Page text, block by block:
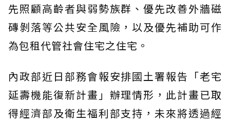
先照顧高齡者與弱勢族群、優先改善外牆磁
磚剝落等公共安全風險，以及優先補助可作
為包租代管社會住宅之住宅。
內政部近日部務會報安排國土署報告「老宅
延壽機能復新計畫」辦理情形，此計畫已取
得經濟部及衛生福利部支持，未來將透過經